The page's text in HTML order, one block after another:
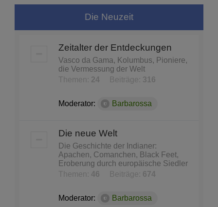
Die Neuzeit
Zeitalter der Entdeckungen
Vasco da Gama, Kolumbus, Pioniere,
die Vermessung der Welt
Themen: 24 Beiträge: 316
Moderator: Barbarossa
Die neue Welt
Die Geschichte der Indianer:
Apachen, Comanchen, Black Feet,
Eroberung durch europäische Siedler
Themen: 46 Beiträge: 674
Moderator: Barbarossa